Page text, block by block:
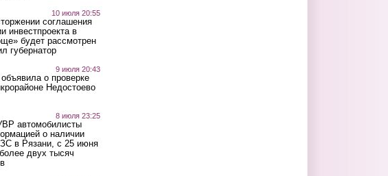
10 июля 20:55
соглашения
инвестпроекта в
будет рассмотрен
губернатор
9 июля 20:43
о проверке
Недостоево
8 июля 23:25
автомобилисты
о наличии
в Рязани, с 25 июня
двух тысяч